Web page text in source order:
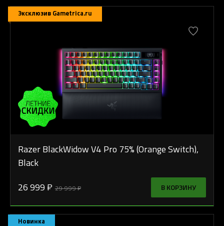
Эксклюзив Gametrica.ru
Razer BlackWidow V4 Pro 75% (Orange Switch),
Black
26 999 ₽ 29 999 ₽ В КОРЗИНУ
Новинка